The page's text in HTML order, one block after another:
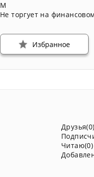
М
Не торгует на
Избранное
Друзья(0)
Читаю(0)